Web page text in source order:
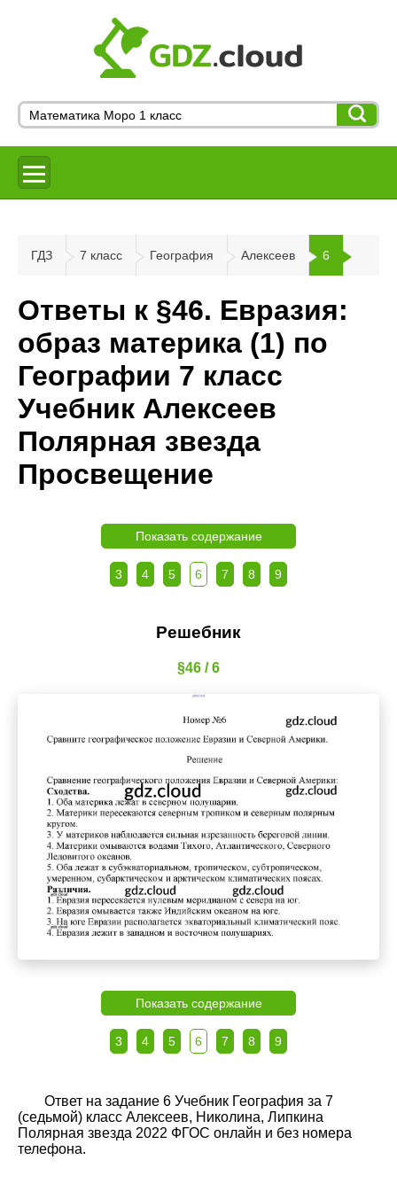
ГДЗ 7 класс География Алексеев 6
Ответы к §46. Евразия:
образ материка (1) по
Географии 7 класс
Учебник Алексеев
Полярная звезда
Просвещение
Показать содержание
3 4 5 6 7 8 9
Решебник
§46 / 6
Показать содержание
3 4 5 6 7 8 9
Ответ на задание 6 Учебник География за 7
(седьмой) класс Алексеев, Николина, Липкина
Полярная звезда 2022 ФГОС онлайн и без номера
телефона.